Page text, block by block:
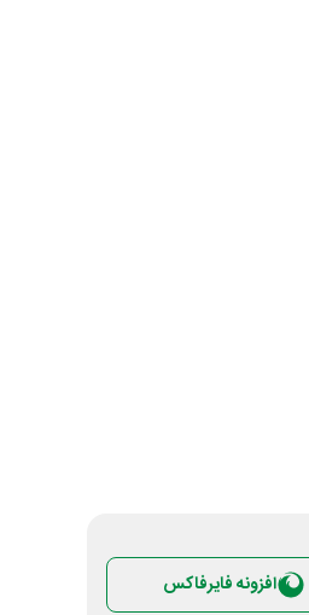
افزونه فایرفاکس